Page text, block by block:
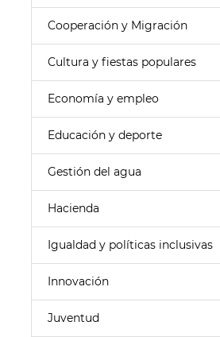
Cooperación y Migración
Cultura y fiestas populares
Economía y empleo
Educación y deporte
Gestión del agua
Hacienda
Igualdad y políticas inclusivas
Innovación
Juventud